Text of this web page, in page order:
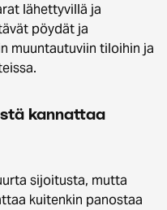
lähettyvillä ja
pöydät ja
muuntautuviin tiloihin ja
kannattaa
sijoitusta, mutta
kuitenkin panostaa